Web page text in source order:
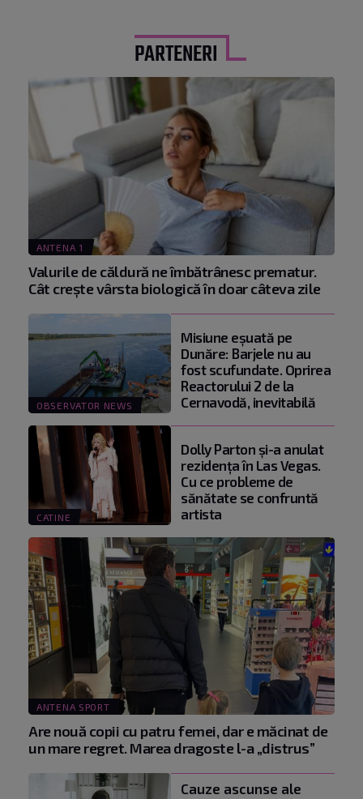
PARTENERI
ANTENA 1
Valurile de căldură ne îmbătrânesc prematur.
Cât crește vârsta biologică în doar câteva zile
OBSERVATOR NEWS
Misiune eșuată pe
Dunăre: Barjele nu au
fost scufundate. Oprirea
Reactorului 2 de la
Cernavodă, inevitabilă
CATINE
Dolly Parton și-a anulat
rezidența în Las Vegas.
Cu ce probleme de
sănătate se confruntă
artista
ANTENA SPORT
Are nouă copii cu patru femei, dar e măcinat de
un mare regret. Marea dragoste l-a „distrus”
Cauze ascunse ale